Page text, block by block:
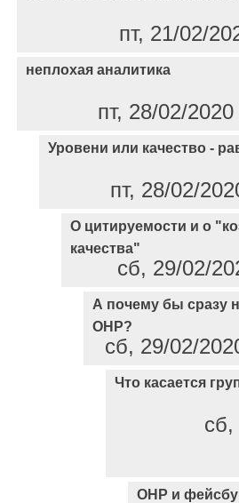
пт, 21/02/
неплохая аналитика
пт, 28/02/
Уровени или качество -
пт, 28/02/
О цитируемости и о
качества"
сб, 29/02/
А почему бы сразу
ОНР?
сб, 29/02/
Что касается
ОНР и